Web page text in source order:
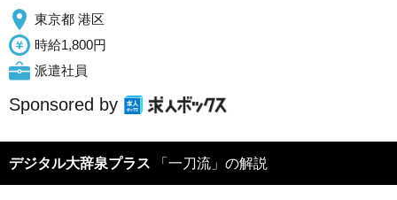
東京都 港区
時給1,800円
派遣社員
Sponsored by
デジタル大辞泉プラス 「一刀流」の解説